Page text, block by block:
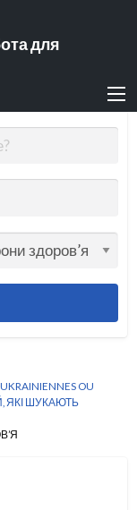
для
OU
ЯКІ ШУКАЮТЬ